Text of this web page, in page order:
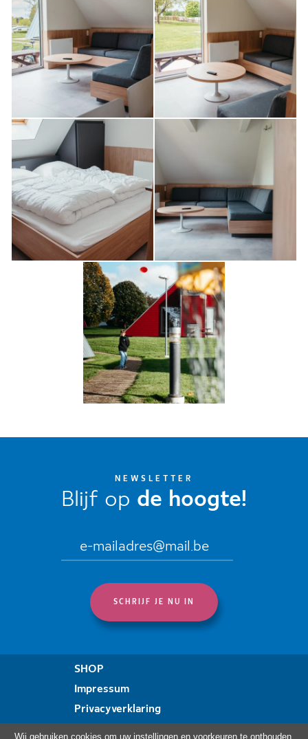
NEWSLETTER
Blijf op de hoogte!
SHOP
Impressum
Privacyverklaring
Wij gebruiken cookies om uw instellingen en voorkeuren te onthouden.